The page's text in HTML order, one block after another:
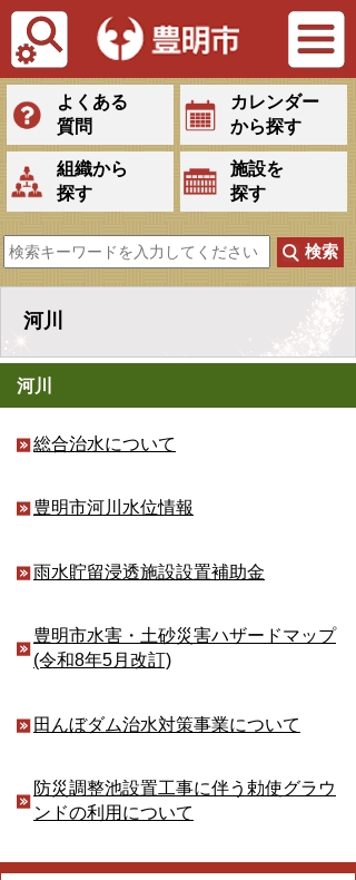
Tiếng Việt
よくある
質問
カレンダー
から探す
組織から
探す
施設を
探す
河川
河川
総合治水について
豊明市河川水位情報
雨水貯留浸透施設設置補助金
豊明市水害・土砂災害ハザードマップ
(令和8年5月改訂)
田んぼダム治水対策事業について
防災調整池設置工事に伴う勅使グラウ
ンドの利用について